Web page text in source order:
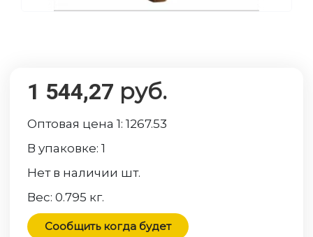
1 544,27 руб.
Оптовая цена 1:1267.53
В упаковке:1
Нет в наличии шт.
Вес:0.795 кг.
Сообщить когда будет